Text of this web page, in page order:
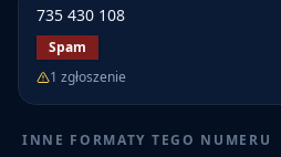
735 430 108
Spam
1 zgłoszenie
INNE FORMATY TEGO NUMERU